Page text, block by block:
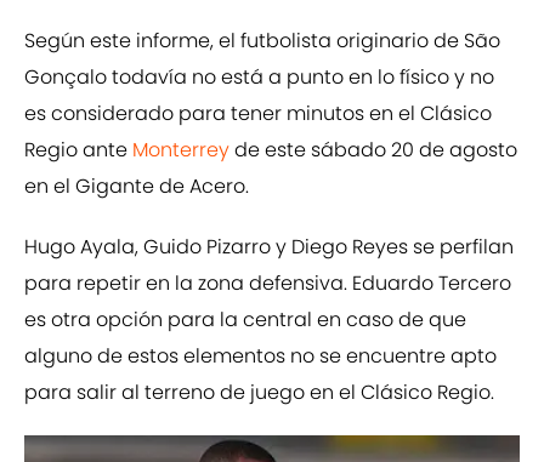
Según este informe, el futbolista originario de São
Gonçalo todavía no está a punto en lo físico y no
es considerado para tener minutos en el Clásico
Regio ante Monterreyde este sábado 20 de agosto
en el Gigante de Acero.
Hugo Ayala, Guido Pizarro y Diego Reyes se perfilan
para repetir en la zona defensiva. Eduardo Tercero
es otra opción para la central en caso de que
alguno de estos elementos no se encuentre apto
para salir al terreno de juego en el Clásico Regio.